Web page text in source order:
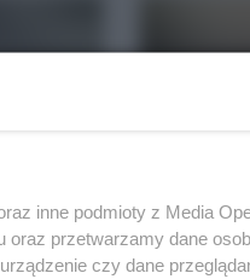
REKLAMA
inne podmioty z Media
przetwarzamy dane
czy dane